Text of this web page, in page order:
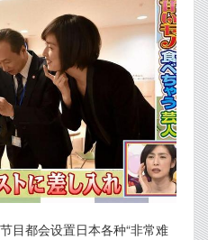
目都会设置日本各种“非常难